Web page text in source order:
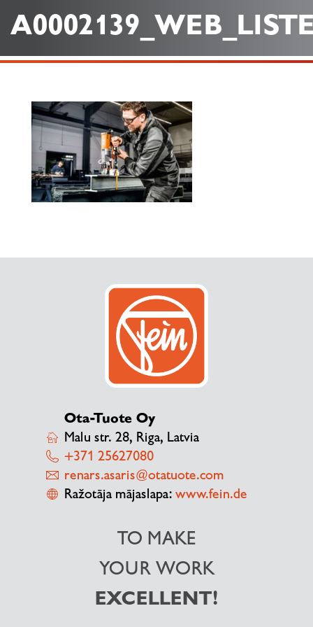
Ota-Tuote Oy
Malu str. 28, Riga, Latvia
+371 25627080
renars.asaris@otatuote.com
Ražotāja mājaslapa: www.fein.de
TO MAKE
YOUR WORK
EXCELLENT!